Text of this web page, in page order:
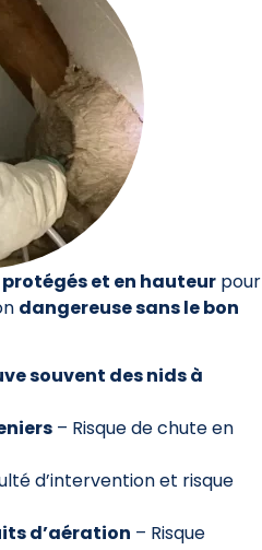
protégés et en hauteur pour
dangereuse sans le bon
souvent des nids à
– Risque de chute en
d’intervention et risque
d’aération – Risque